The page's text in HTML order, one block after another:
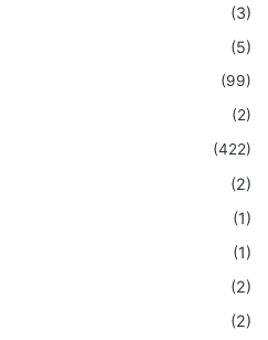
(3)
(5)
(99)
(2)
(422)
(2)
(1)
(1)
(2)
(2)